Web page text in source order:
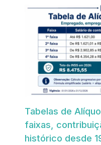
Tabelas de
faixas,
histórico desde